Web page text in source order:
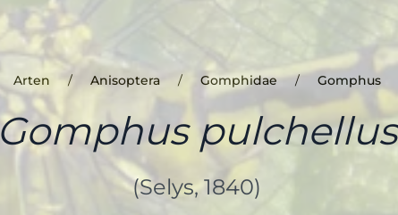
Arten Anisoptera Gomphidae Gomphus
Gomphus pulchellus
(Selys, 1840)